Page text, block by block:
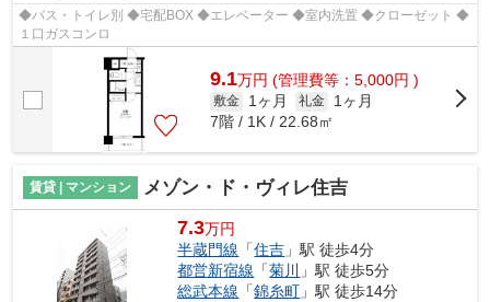
◆バス・トイレ別 ◆宅配BOX ◆エレベーター ◆室内洗置 ◆クローゼット ◆
１口ガスコンロ
9.1万円 (管理費等：5,000円 )
敷金 1ヶ月 礼金
1ヶ月
7階 / 1K / 22.68㎡
賃貸 | マンション メゾン・ド・ヴィレ住吉
7.3万円
半蔵門線 「住吉 」駅 徒歩4分
都営新宿線 「菊川
」駅 徒歩5分
総武本線 「錦糸町 」駅 徒歩14分